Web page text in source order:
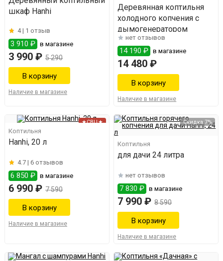
шкаф Hanhi
4 | 1 отзыв
3 910 ₽ в магазине
3 990 ₽ 5 290
Наличие в магазине
Деревянная коптильня
холодного копчения с
дымогенератором
нет отзывов
14 190 ₽ в магазине
14 480 ₽
Наличие в магазине
★СВЦ★
Коптильня
Hanhi, 20 л
4.7 | 6 отзывов
6 850 ₽ в магазине
6 990 ₽ 7 590
Наличие в магазине
Скидка 7%
Коптильня
для дачи 24 литра
нет отзывов
7 830 ₽ в магазине
7 990 ₽ 8 590
Наличие в магазине